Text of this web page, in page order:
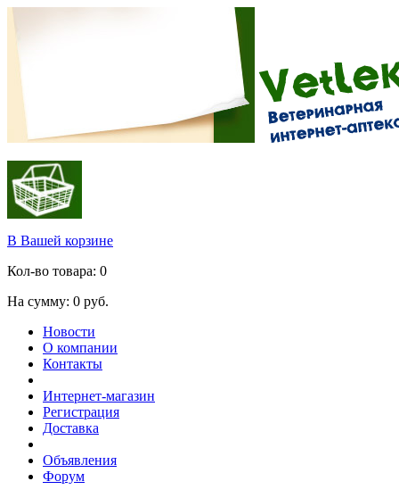
В Вашей корзине
Кол-во товара: 0
На сумму: 0 руб.
Новости
О компании
Контакты
Интернет-магазин
Регистрация
Доставка
Объявления
Форум